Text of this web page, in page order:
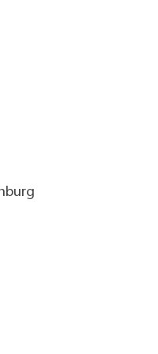
Bei
statt!